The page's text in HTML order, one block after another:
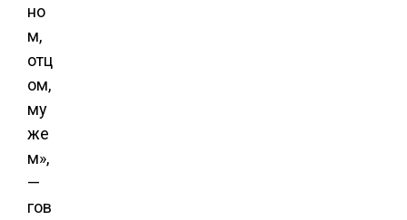
но
м,
отц
ом,
му
же
м»,
—
гов